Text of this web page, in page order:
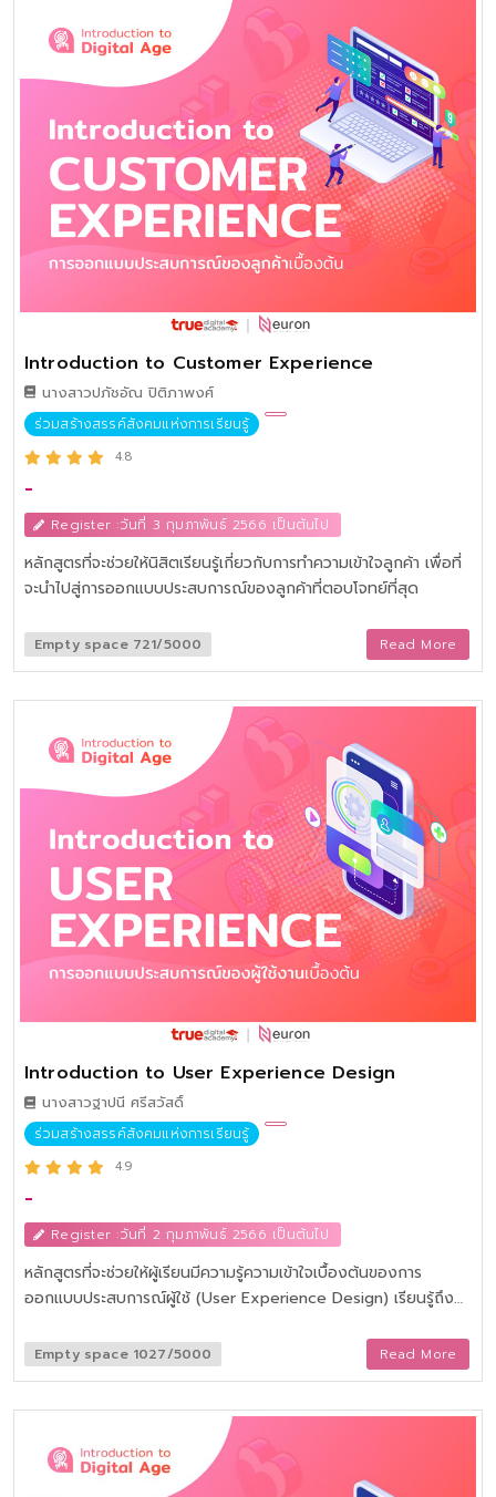
Introduction to Customer Experience
นางสาวปภัชอัณ ปิติภาพงศ์
ร่วมสร้างสรรค์สังคมแห่งการเรียนรู้
4.8
-
Register :วันที่ 3 กุมภาพันธ์ 2566 เป็นต้นไป
หลักสูตรที่จะช่วยให้นิสิตเรียนรู้เกี่ยวกับการทำความเข้าใจลูกค้า เพื่อที่
จะนำไปสู่การออกแบบประสบการณ์ของลูกค้าที่ตอบโจทย์ที่สุด
Empty space 721/5000 Read More
Introduction to User Experience Design
นางสาวฐาปนี ศรีสวัสดิ์
ร่วมสร้างสรรค์สังคมแห่งการเรียนรู้
4.9
-
Register :วันที่ 2 กุมภาพันธ์ 2566 เป็นต้นไป
หลักสูตรที่จะช่วยให้ผู้เรียนมีความรู้ความเข้าใจเบื้องต้นของการ
ออกแบบประสบการณ์ผู้ใช้ (User Experience Design) เรียนรู้ถึง
จากตัวอย่างของ User Experience Design ที่ประสบความสำเร็จ
และผิดพลาด เพื่อที่จะทำให้เข้าใจอย่างรอบด้านที่สุด
Empty space 1027/5000 Read More